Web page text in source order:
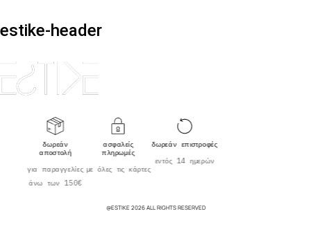
estike-header
δωρεάν
αποστολή
για παραγγελίες
άνω των 150€
ασφαλείς
πληρωμές
με όλες τις κάρτες
δωρεάν επιστροφές
εντός 14 ημερών
@ESTIKE 2026 ALL RIGHTS RESERVED